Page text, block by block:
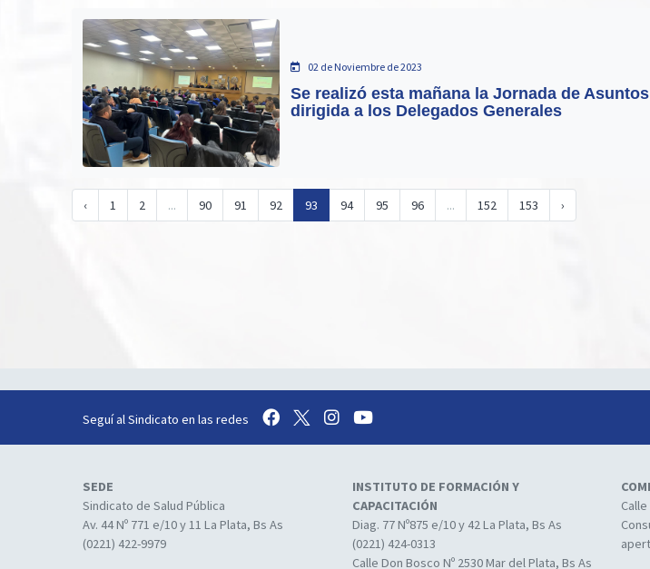
02 de Noviembre de 2023
Se realizó esta mañana la Jornada de
dirigida a los Delegados Generales
‹ 1 2 ... 90 91 92 93 94 95 96 ... 152 153 ›
Seguí al Sindicato en las redes
SEDE
Sindicato de Salud Pública
Av. 44 Nº 771 e/10 y 11 La Plata, Bs As
(0221) 422-9979
INSTITUTO DE FORMACIÓN Y
CAPACITACIÓN
Diag. 77 Nº875 e/10 y 42 La Plata, Bs As
(0221) 424-0313
Calle Don Bosco Nº 2530 Mar del Plata, Bs As